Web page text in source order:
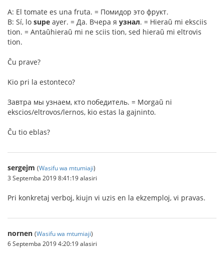
A: El tomate es una fruta. = Помидор это фрукт.
B: Sí, lo supe ayer. = Да. Вчера я узнал. = Hieraŭ mi eksciis
tion. = Antaŭhieraŭ mi ne sciis tion, sed hieraŭ mi eltrovis
tion.
Ĉu prave?
Kio pri la estonteco?
Завтра мы узнаем, кто победитель. = Morgaŭ ni
ekscios/eltrovos/lernos, kio estas la gajninto.
Ĉu tio eblas?
sergejm (Wasifu wa mtumiaji)
3 Septemba 2019 8:41:19 alasiri
Pri konkretaj verboj, kiujn vi uzis en la ekzemploj, vi pravas.
nornen (Wasifu wa mtumiaji)
6 Septemba 2019 4:20:19 alasiri